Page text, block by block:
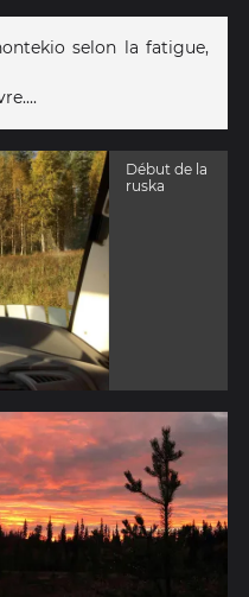
selon la fatigue,
Début de la
ruska